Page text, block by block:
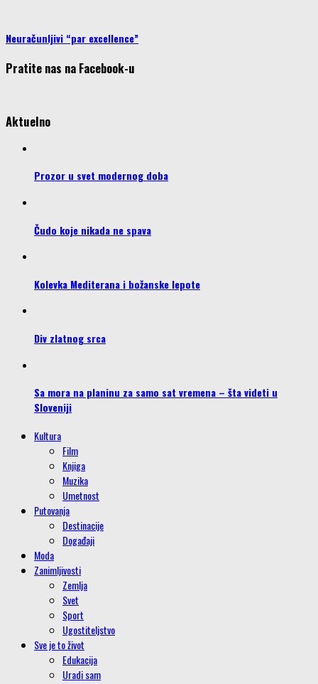
Neuračunljivi “par excellence”
Pratite nas na Facebook-u
Aktuelno
Prozor u svet modernog doba
Čudo koje nikada ne spava
Kolevka Mediterana i božanske lepote
Div zlatnog srca
Sa mora na planinu za samo sat vremena – šta videti u
Sloveniji
Kultura
Film
Knjiga
Muzika
Umetnost
Putovanja
Destinacije
Događaji
Moda
Zanimljivosti
Zemlja
Svet
Sport
Ugostiteljstvo
Sve je to život
Edukacija
Uradi sam